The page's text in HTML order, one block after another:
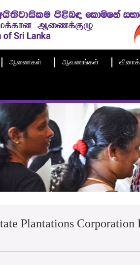
ஆணைகள் ஆவணங்கள்
Plantations Corporation